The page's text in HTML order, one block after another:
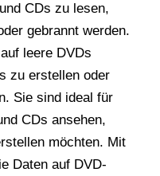
CDs zu lesen,
gebrannt werden.
leere DVDs
zu erstellen oder
Sie sind ideal für
CDs ansehen,
möchten. Mit
Daten auf DVD-